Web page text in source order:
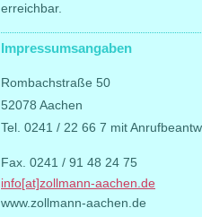
erreichbar.
Impressumsangaben
Rombachstraße 50
52078 Aachen
Tel. 0241 / 22 66 7 mit
Fax. 0241 / 91 48 24 75
info[at]zollmann-aachen.de
www.zollmann-aachen.de